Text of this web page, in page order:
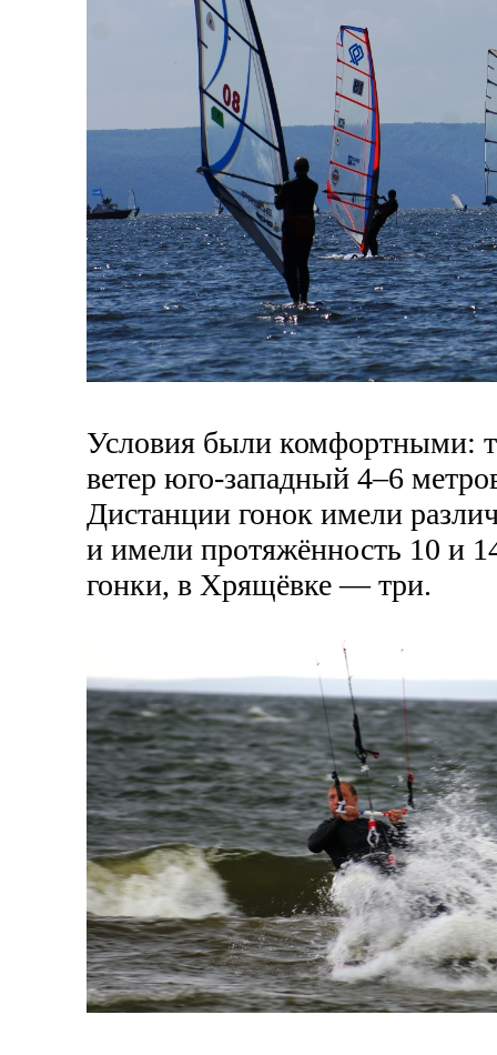
Условия были комфортными:
ветер юго-западный 4–6
Дистанции гонок имели
и имели протяжённость 10 и
гонки, в Хрящёвке — три.